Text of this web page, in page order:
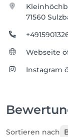
71560
Webseite
Instagram
Sortieren nach